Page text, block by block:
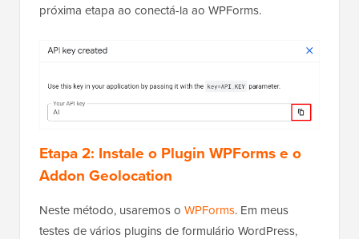
próxima etapa ao conectá-la ao WPForms.
Etapa 2: Instale o Plugin WPForms e o
Addon Geolocation
Neste método, usaremos o WPForms. Em meus
testes de vários plugins de formulário WordPress,